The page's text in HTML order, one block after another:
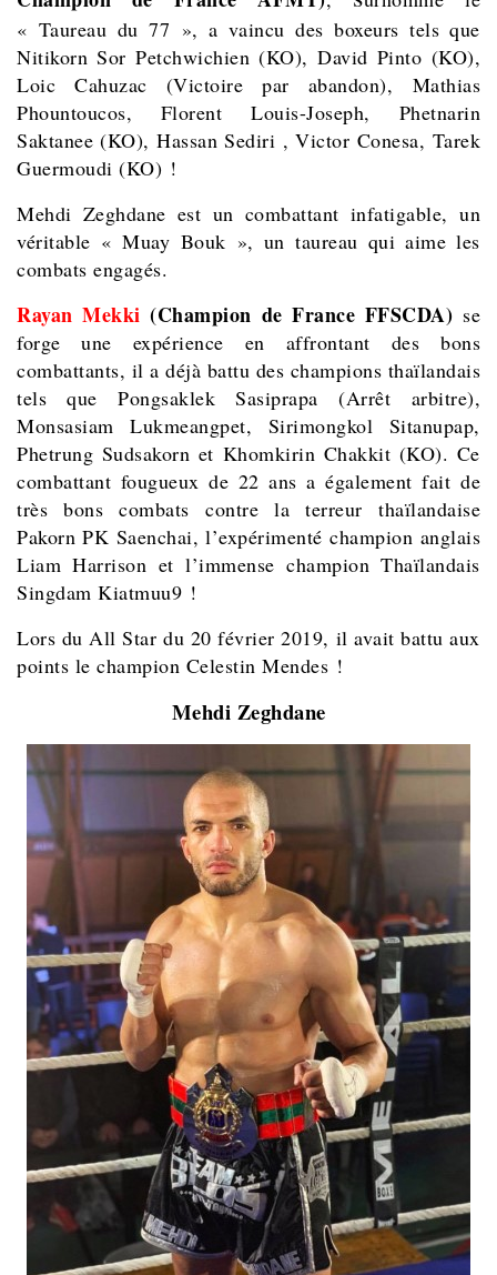
« Taureau du 77 », a vaincu des boxeurs tels que
Nitikorn Sor Petchwichien (KO), David Pinto (KO),
Loic Cahuzac (Victoire par abandon), Mathias
Phountoucos, Florent Louis-Joseph, Phetnarin
Saktanee (KO),Hassan Sediri , Victor Conesa, Tarek
Guermoudi (KO) !
Mehdi Zeghdane est un combattant infatigable, un
véritable « Muay Bouk », un taureau qui aime les
combats engagés.
Rayan Mekki (Champion de France FFSCDA) se
forge une expérience en affrontant des bons
combattants, il a déjà battu des champions thaïlandais
tels que Pongsaklek Sasiprapa (Arrêt arbitre),
Monsasiam Lukmeangpet, Sirimongkol Sitanupap,
Phetrung Sudsakorn et Khomkirin Chakkit (KO). Ce
combattant fougueux de 22 ans a également fait de
très bons combats contre la terreur thaïlandaise
Pakorn PK Saenchai, l’expérimenté champion anglais
Liam Harrison et l’immense champion Thaïlandais
Singdam Kiatmuu9 !
Lors du All Star du 20 février 2019, il avait battu aux
points le champion Celestin Mendes !
Mehdi Zeghdane